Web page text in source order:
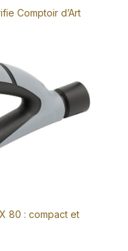
Comptoir d’Art
80 : compact et